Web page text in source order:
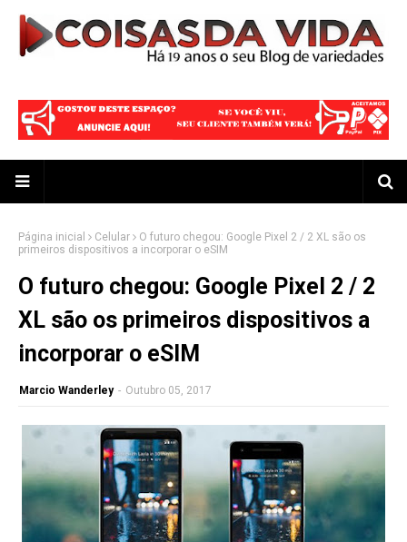
Página inicial Celular
O futuro chegou: Google Pixel 2 / 2 XL são os
primeiros dispositivos a incorporar o eSIM
O futuro chegou: Google Pixel 2 / 2
XL são os primeiros dispositivos a
incorporar o eSIM
Marcio Wanderley - Outubro 05, 2017